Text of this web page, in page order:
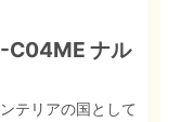
C04ME ナル
テリアの国として